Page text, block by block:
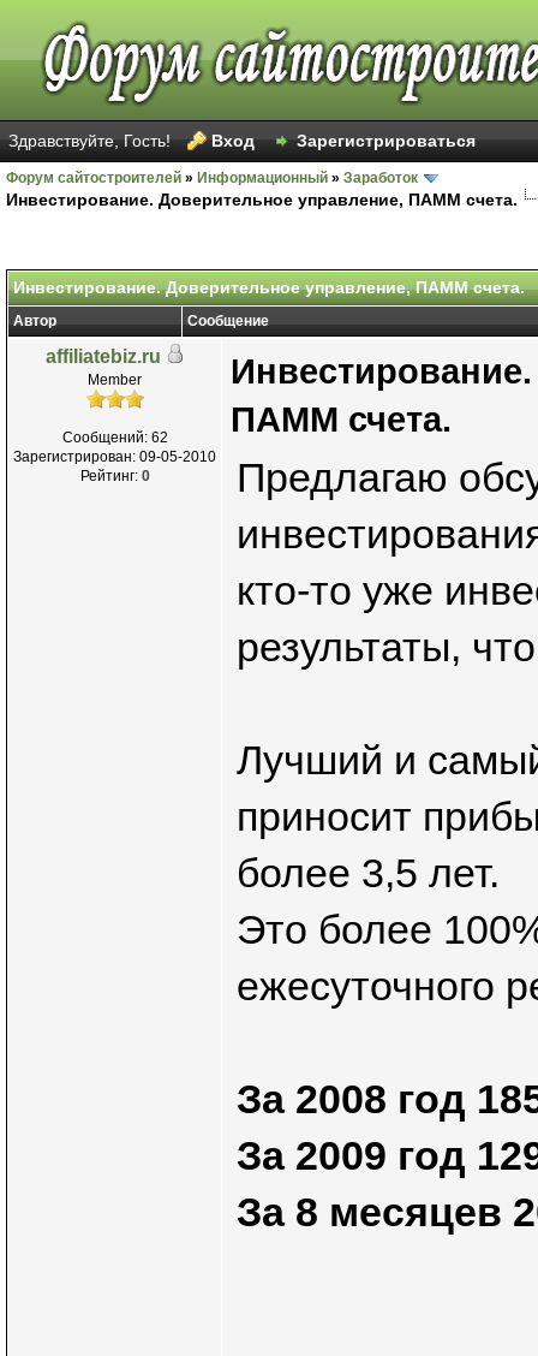
Здравствуйте, Гость! Вход Зарегистрироваться
Форум сайтостроителей » Информационный » Заработок
Инвестирование. Доверительное управление, ПАММ счета.
Инвестирование. Доверительное управление, ПАММ счета.
Автор Сообщение
affiliatebiz.ru
Member
Сообщений: 62
Зарегистрирован: 09-05-2010
Рейтинг: 0
ПАММ счета.
Предлагаю
кто-то уже
результаты,
Лучший и
приносит
более 3,5 лет.
Это более
ежесуточного
За 2008 год
За 2009 год
За 8 месяцев